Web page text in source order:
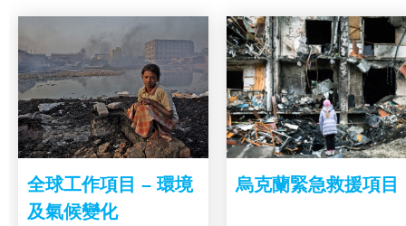
全球工作項目 – 環境
及氣候變化
烏克蘭緊急救援項目